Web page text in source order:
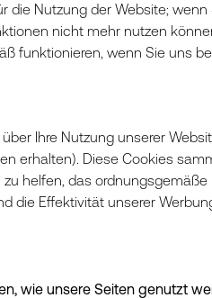
Nutzung der Website; wenn
nicht mehr nutzen
funktionieren, wenn Sie uns
Ihre Nutzung unserer
erhalten). Diese Cookies
helfen, das
die Effektivität unserer
wie unsere Seiten genutzt